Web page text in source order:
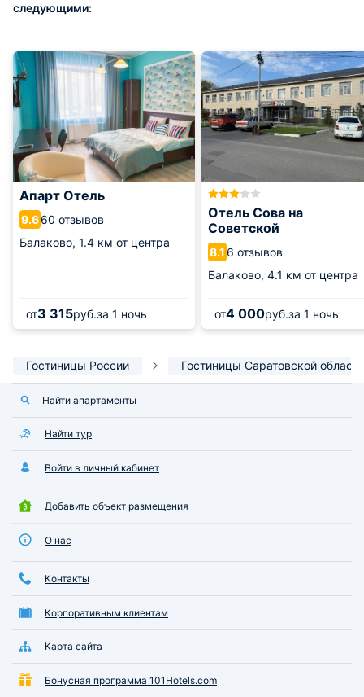
следующими:
Апарт Отель
9.660 отзывов
Балаково, 1.4 км от центра
от3 315руб.за 1 ночь
Отель Сова на
Советской
8.1 6 отзывов
Балаково, 4.1 км от центра
от4 000руб.за 1 ночь
Гостиницы России Гостиницы Саратовской области
Найти апартаменты
Найти тур
Войти в личный кабинет
Добавить объект размещения
О нас
Контакты
Корпоративным клиентам
Карта сайта
Бонусная программа 101Hotels.com